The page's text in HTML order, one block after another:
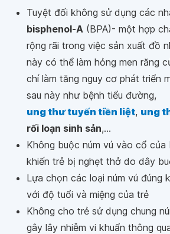
Tuyệt đối không sử dụng các
bisphenol-A (BPA)- một hợp
rộng rãi trong việc sản xuất đồ
này có thể làm hỏng men răng
chí làm tăng nguy cơ phát triển
sau này như bệnh tiểu đường,
ung thư tuyến tiền liệt, ung
rối loạn sinh sản,...
Không buộc núm vú vào cổ
khiến trẻ bị nghẹt thở do dây
Lựa chọn các loại núm vú đúng
với độ tuổi và miệng của trẻ
Không cho trẻ sử dụng chung
gây lây nhiễm vi khuẩn thông